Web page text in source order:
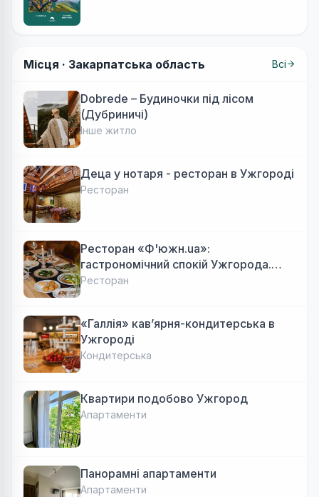
Місця · Закарпатська область Всі
Dobrede – Будиночки під лісом
(Дубриничі)
Інше житло
Деца у нотаря - ресторан в Ужгороді
Ресторан
Ресторан «Ф'южн.ua»:
гастрономічний спокій Ужгорода.
Авторська локальна кухня, затишок
Ресторан
«Галлія» кав’ярня-кондитерська в
Ужгороді
Кондитерська
Квартири подобово Ужгород
Апартаменти
Панорамні апартаменти
Апартаменти